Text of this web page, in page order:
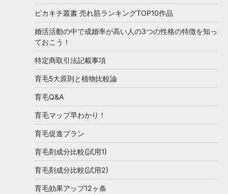
ピカキチ叢書 売れ筋ランキングTOP10作品
婚活活動の中で成婚率が高い人の3つの性格の特徴を知っ
ておこう！
特定商取引法記載事項
育毛5大原則と植物比較論
育毛Q&A
育毛マップ早わかり！
育毛促進プラン
育毛剤成分比較(試用1)
育毛剤成分比較(試用2)
育毛効果アップ12ヶ条